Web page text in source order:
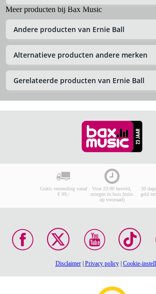
Meer producten bij Bax Music
Andere producten van Ernie Ball
Alternatieve producten andere merken
Gerelateerde producten van Ernie Ball
Gratis verzending vanaf
€ 99,-
Voor 23:00 besteld,
morgen in huis (mits
op voorraad)
30
geld
Disclaimer| Privacy policy| Cookie-